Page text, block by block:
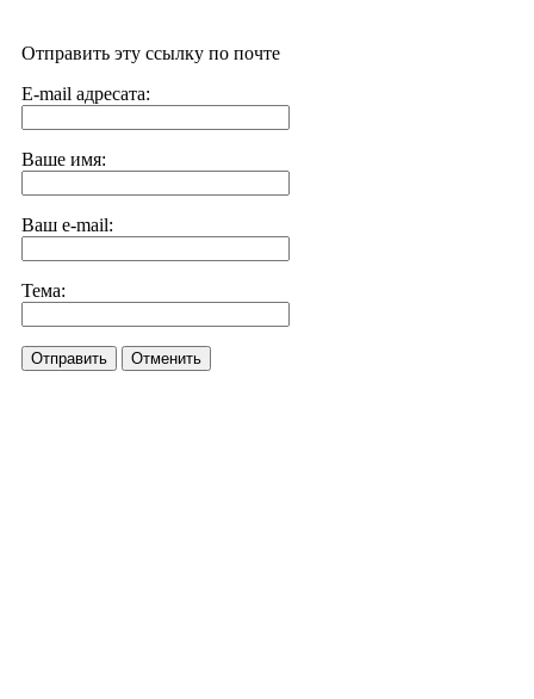
Отправить эту ссылку по почте
E-mail адресата:
Ваше имя:
Ваш e-mail:
Тема:
Отправить Отменить